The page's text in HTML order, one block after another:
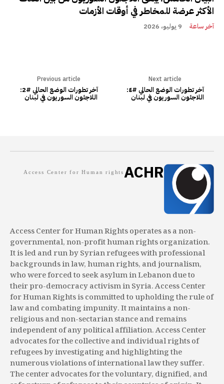
الأكثر عرضة للمخاطر في أوقات الأزمات
آخر ساعة 9 يوليو، 2026
Previous article
آخر تطورات الوضع الحالي #2:
اللاجئون السوريون في لبنان
Next article
آخر تطورات الوضع الحالي #٤:
اللاجئون السوريون في لبنان
ACHR
Access Center for Human rights
Access Center for Human Rights operates as a non-
governmental, non-profit human rights organization.
It is led and run by Syrian refugees with professional
backgrounds in law, human rights, and journalism,
who were forced to seek asylum in Lebanon due to
their pro-democracy activism in Syria. Access Center
for Human Rights is committed to upholding the rule of
law and combating impunity. It maintains a non-
religious and non-sectarian stance and remains
independent of any political affiliation. Access Center
advocates for the collective and individual rights of
refugees by investigating and highlighting the
numerous violations of international law they suffer.
The center advocates for the voluntary, dignified, and